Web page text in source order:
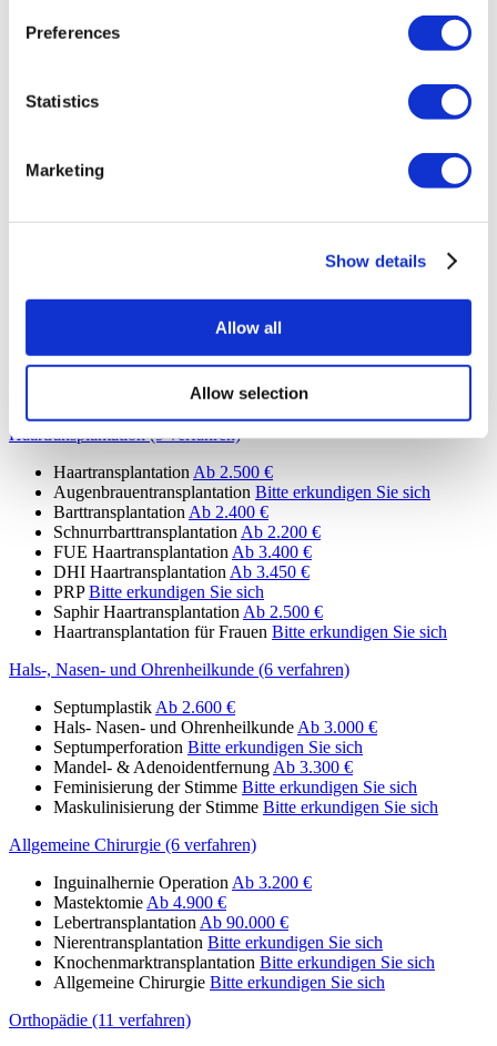
Preferences
Statistics
Marketing
Show details
Allow all
Allow selection
Bauchdeckenstraffung Fleur de Lis
Bitte erkundigen Sie sich
Daddy Makeover
MACS Facelifting
Bitte erkundigen Sie sich
Mons Pubis Straffung Bitte erkundigen Sie sich
Warzenhofverkleinerung Bitte erkundigen Sie sich
Bitte erkundigen Sie sich
Revision Septorhinoplastik Bitte erkundigen Sie sich
Haartransplantation (9 verfahren)
Haartransplantation Ab 2.500 €
Augenbrauentransplantation Bitte erkundigen Sie sich
Barttransplantation Ab 2.400 €
Schnurrbarttransplantation Ab 2.200 €
FUE Haartransplantation Ab 3.400 €
DHI Haartransplantation Ab 3.450 €
PRP Bitte erkundigen Sie sich
Saphir Haartransplantation Ab 2.500 €
Haartransplantation für Frauen Bitte erkundigen Sie sich
Hals-, Nasen- und Ohrenheilkunde (6 verfahren)
Septumplastik Ab 2.600 €
Hals- Nasen- und Ohrenheilkunde Ab 3.000 €
Septumperforation Bitte erkundigen Sie sich
Mandel- & Adenoidentfernung Ab 3.300 €
Feminisierung der Stimme Bitte erkundigen Sie sich
Maskulinisierung der Stimme Bitte erkundigen Sie sich
Allgemeine Chirurgie (6 verfahren)
Inguinalhernie Operation Ab 3.200 €
Mastektomie Ab 4.900 €
Lebertransplantation Ab 90.000 €
Nierentransplantation Bitte erkundigen Sie sich
Knochenmarktransplantation Bitte erkundigen Sie sich
Allgemeine Chirurgie Bitte erkundigen Sie sich
Orthopädie (11 verfahren)